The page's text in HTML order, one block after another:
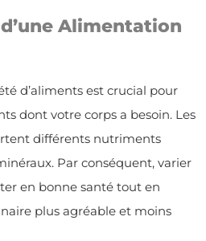
Alimentation
d’aliments est crucial pour
dont votre corps a besoin. Les
différents nutriments
Par conséquent, varier
en bonne santé tout en
plus agréable et moins